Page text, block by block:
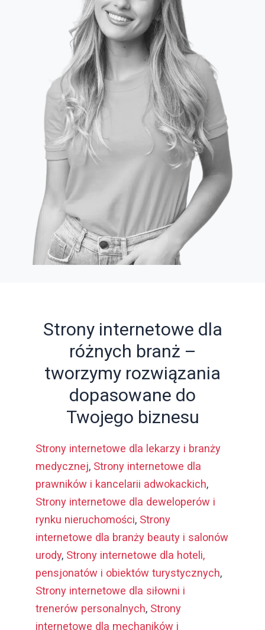
Strony internetowe dla
różnych branż –
tworzymy rozwiązania
dopasowane do
Twojego biznesu
Strony internetowe dla lekarzy i branży
medycznej, Strony internetowe dla
prawników i kancelarii adwokackich,
Strony internetowe dla deweloperów i
rynku nieruchomości, Strony
internetowe dla branży beauty i salonów
urody, Strony internetowe dla hoteli,
pensjonatów i obiektów turystycznych,
Strony internetowe dla siłowni i
trenerów personalnych, Strony
internetowe dla mechaników i